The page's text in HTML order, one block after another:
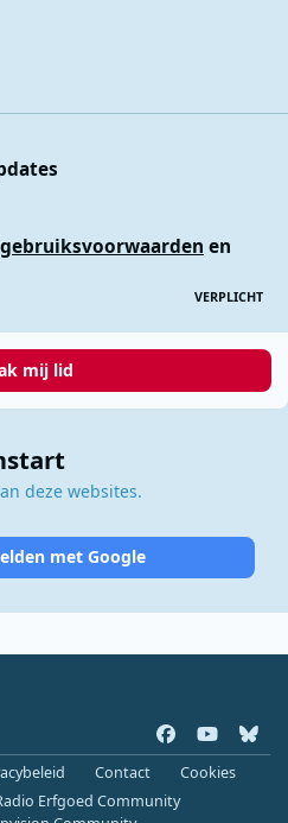
gebruiksvoorwaarden en
VERPLICHT
mij lid
deze websites.
met Google
a
c
e
o
u
b
l
u
Contact
Cookies
Erfgoed Community